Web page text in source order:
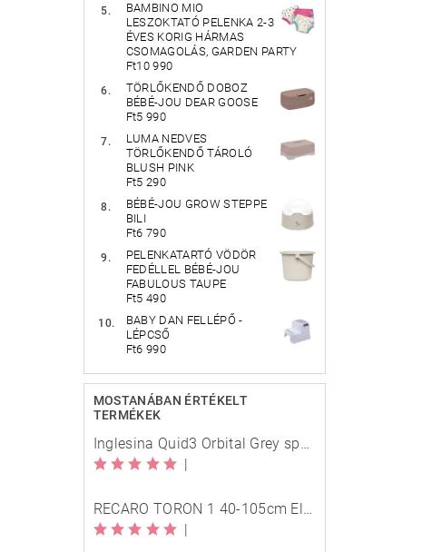
BAMBINO MIO
LESZOKTATÓ PELENKA 2-3
ÉVES KORIG HÁRMAS
CSOMAGOLÁS, GARDEN PARTY
Ft10 990
TÖRLŐKENDŐ DOBOZ
BÉBÉ-JOU DEAR GOOSE
Ft5 990
LUMA NEDVES
TÖRLŐKENDŐ TÁROLÓ
BLUSH PINK
Ft5 290
BÉBÉ-JOU GROW STEPPE
BILI
Ft6 790
PELENKATARTÓ VÖDÖR
FEDÉLLEL BÉBÉ-JOU
FABULOUS TAUPE
Ft5 490
BABY DAN FELLÉPŐ -
LÉPCSŐ
Ft6 990
MOSTANÁBAN ÉRTÉKELT
TERMÉKEK
Inglesina Quid3 Orbital Grey sport babakocsi
RECARO TORON 1 40-105cm Elegant Beige